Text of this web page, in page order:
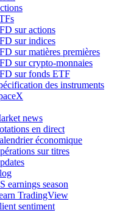
sur actions
sur indices
sur matières premières
sur crypto-monnaies
sur fonds ETF
des instruments
news
en direct
économique
sur titres
earnings season
TradingView
sentiment